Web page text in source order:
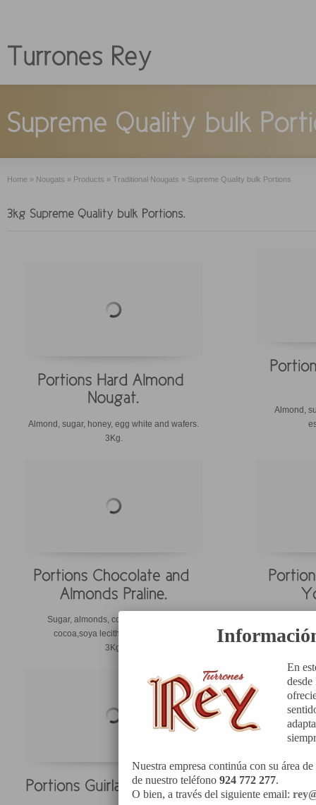
Home » Nougats » Products » Traditional Nougats » Supreme Quality bulk Portions
Almond, sugar, honey, egg white and wafers.
3Kg.
Sugar, almonds, cocoa butter, milk,
cocoa,soya lecithin and vanillin
3Kg.
Almond,
(E-
En
Nuestra empresa continúa con su área
de nuestro teléfono924 772 277.
O bien, a través del siguiente email: